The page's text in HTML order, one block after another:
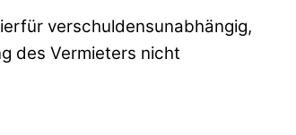
verschuldensunabhängig,
des Vermieters nicht